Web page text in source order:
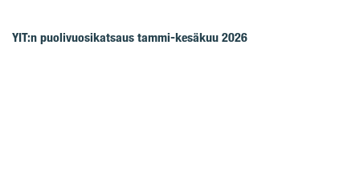
YIT:n puolivuosikatsaus tammi-kesäkuu 2026